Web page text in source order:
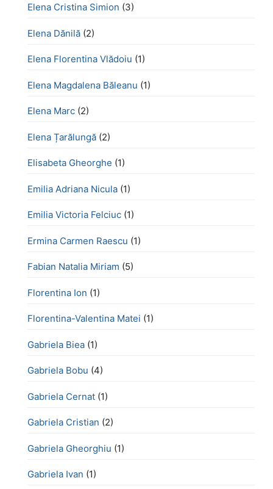
Elena Cristina Simion (3)
Elena Dănilă (2)
Elena Florentina Vlădoiu (1)
Elena Magdalena Băleanu (1)
Elena Marc (2)
Elena Țarălungă (2)
Elisabeta Gheorghe (1)
Emilia Adriana Nicula (1)
Emilia Victoria Felciuc (1)
Ermina Carmen Raescu (1)
Fabian Natalia Miriam (5)
Florentina Ion (1)
Florentina-Valentina Matei (1)
Gabriela Biea (1)
Gabriela Bobu (4)
Gabriela Cernat (1)
Gabriela Cristian (2)
Gabriela Gheorghiu (1)
Gabriela Ivan (1)